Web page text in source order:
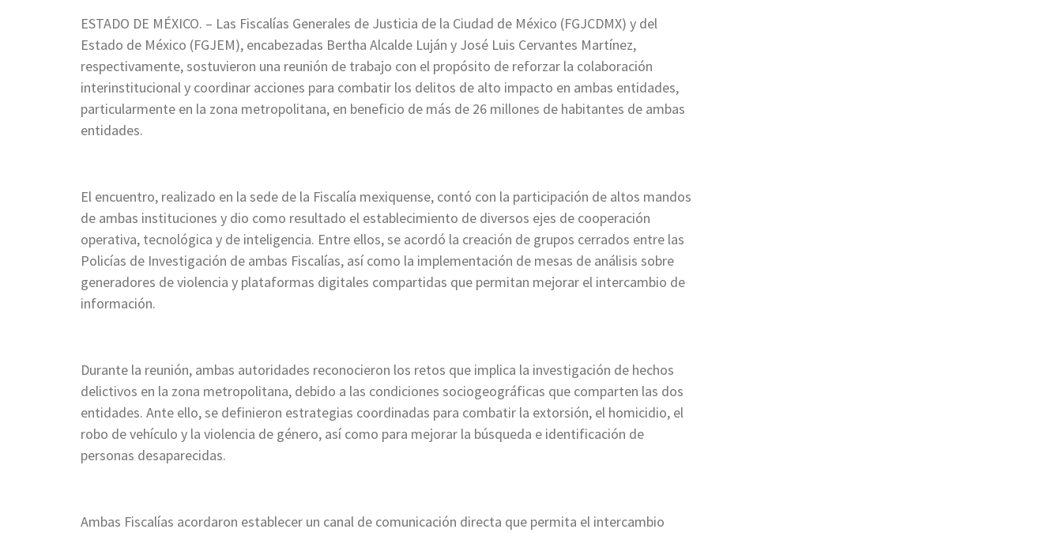
ESTADO DE MÉXICO. – Las Fiscalías Generales de Justicia de la Ciudad de México (FGJCDMX) y del
Estado de México (FGJEM), encabezadas Bertha Alcalde Luján y José Luis Cervantes Martínez,
respectivamente, sostuvieron una reunión de trabajo con el propósito de reforzar la colaboración
interinstitucional y coordinar acciones para combatir los delitos de alto impacto en ambas entidades,
particularmente en la zona metropolitana, en beneficio de más de 26 millones de habitantes de ambas
entidades.
El encuentro, realizado en la sede de la Fiscalía mexiquense, contó con la participación de altos mandos
de ambas instituciones y dio como resultado el establecimiento de diversos ejes de cooperación
operativa, tecnológica y de inteligencia. Entre ellos, se acordó la creación de grupos cerrados entre las
Policías de Investigación de ambas Fiscalías, así como la implementación de mesas de análisis sobre
generadores de violencia y plataformas digitales compartidas que permitan mejorar el intercambio de
información.
Durante la reunión, ambas autoridades reconocieron los retos que implica la investigación de hechos
delictivos en la zona metropolitana, debido a las condiciones sociogeográficas que comparten las dos
entidades. Ante ello, se definieron estrategias coordinadas para combatir la extorsión, el homicidio, el
robo de vehículo y la violencia de género, así como para mejorar la búsqueda e identificación de
personas desaparecidas.
Ambas Fiscalías acordaron establecer un canal de comunicación directa que permita el intercambio